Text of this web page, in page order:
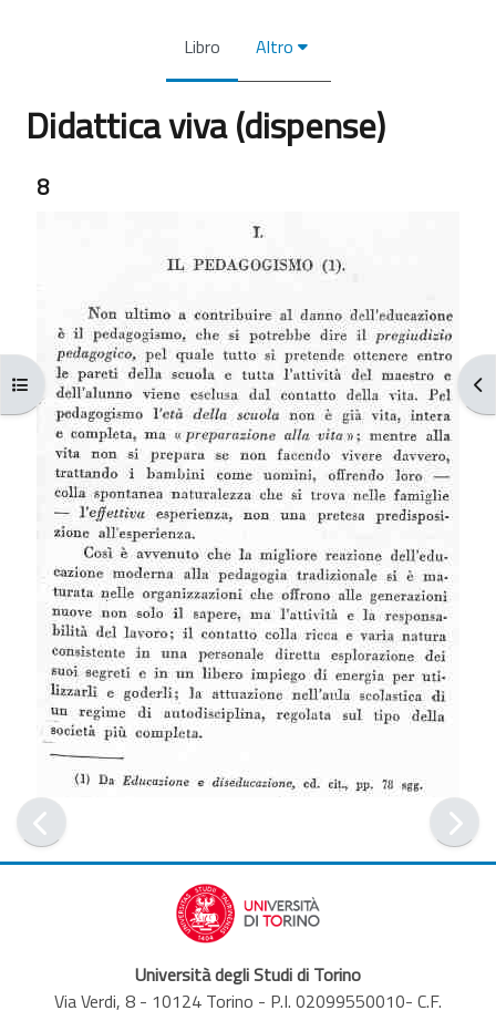
Apri indice del corso
Libro Altro
Didattica viva (dispense)
8
Università degli Studi di Torino
Via Verdi, 8 - 10124 Torino - P.I. 02099550010- C.F.